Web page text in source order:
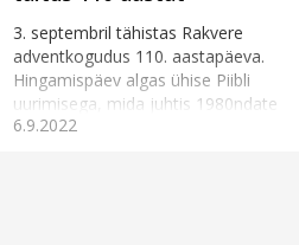
3. septembril tähistas Rakvere
adventkogudus 110. aastapäeva.
Hingamispäev algas ühise Piibli
uurimisega, mida juhtis 1980ndate
alguses Rakvere kogudust pastorina
6.9.2022